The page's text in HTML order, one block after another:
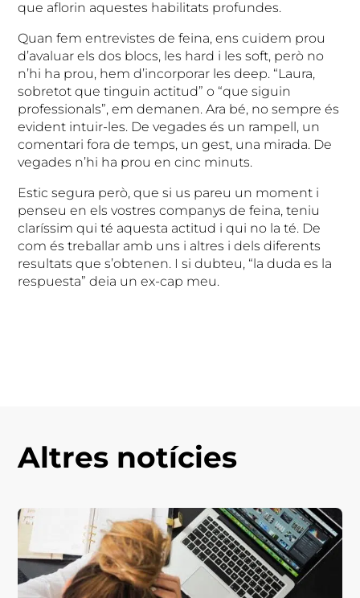
que aflorin aquestes habilitats profundes.
Quan fem entrevistes de feina, ens cuidem prou
d’avaluar els dos blocs, les hard i les soft, però no
n’hi ha prou, hem d’incorporar les deep. “Laura,
sobretot que tinguin actitud” o “que siguin
professionals”, em demanen. Ara bé, no sempre és
evident intuir-les. De vegades és un rampell, un
comentari fora de temps, un gest, una mirada. De
vegades n’hi ha prou en cinc minuts.
Estic segura però, que si us pareu un moment i
penseu en els vostres companys de feina, teniu
claríssim qui té aquesta actitud i qui no la té. De
com és treballar amb uns i altres i dels diferents
resultats que s’obtenen. I si dubteu, “la duda es la
respuesta” deia un ex-cap meu.
Altres notícies